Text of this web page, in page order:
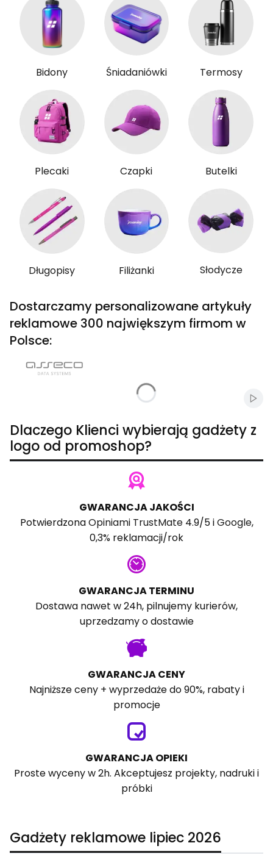
Bidony Śniadaniówki Termosy
Plecaki Czapki Butelki
Długopisy Filiżanki Słodycze
Dostarczamy personalizowane artykuły
reklamowe 300 największym firmom w
Polsce:
Dlaczego Klienci wybierają gadżety z
logo od promoshop?
GWARANCJA JAKOŚCI
PotwierdzonaOpiniami TrustMate4.9/5 iGoogle,
0,3% reklamacji/rok
GWARANCJA TERMINU
Dostawa nawet w 24h, pilnujemy kurierów,
uprzedzamy o dostawie
GWARANCJA CENY
Najniższe ceny + wyprzedaże do 90%, rabaty i
promocje
GWARANCJA OPIEKI
Proste wyceny w 2h. Akceptujesz projekty, nadruki i
próbki
Gadżety reklamowe lipiec 2026